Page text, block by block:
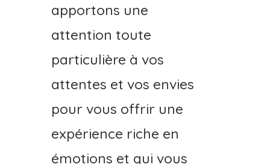
apportons une
attention toute
particulière à vos
attentes et vos envies
pour vous offrir une
expérience riche en
émotions et qui vous